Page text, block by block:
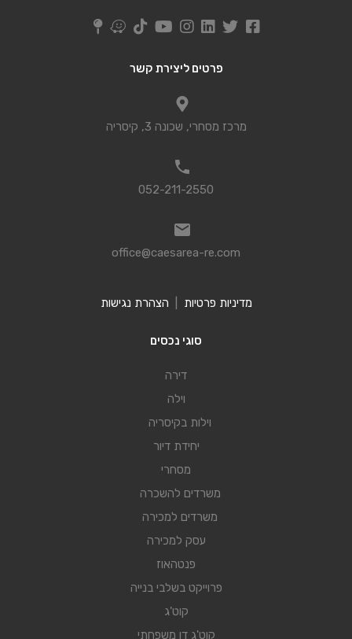
פרטים ליצירת קשר
מרכז מסחרי, שכונה 3, קיסריה
052-211-2550
office@caesarea-re.com
מדיניות פרטיות הצהרת נגישות
סוגי נכסים
דירה
וילה
וילות בקיסריה
יחידת דיור
מסחרי
משרדים להשכרה
משרדים למכירה
עסק למכירה
פנטהאוז
פרוייקט בשלבי בנייה
קוט'ג
קוט'ג דו משפחתי